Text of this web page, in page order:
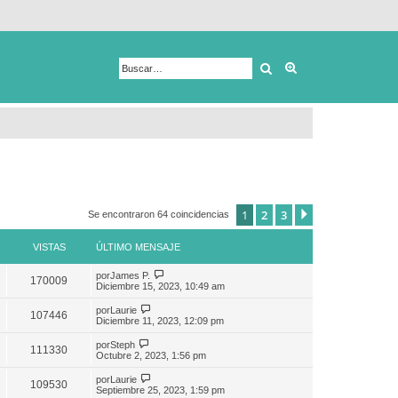
Buscar
Se encontraron 64 coincidencias 1 2 3
VISTAS ÚLTIMO MENSAJE
170009 porJames P.
Diciembre 15, 2023, 10:49 am
107446 porLaurie
Diciembre 11, 2023, 12:09 pm
111330 porSteph
Octubre 2, 2023, 1:56 pm
109530 porLaurie
Septiembre 25, 2023, 1:59 pm